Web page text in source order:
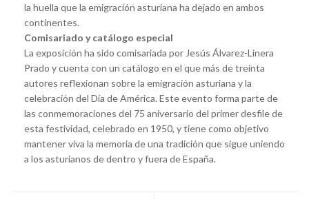
la huella que la emigración asturiana ha dejado en ambos
continentes.
Comisariado y catálogo especial
La exposición ha sido comisariada por Jesús Álvarez-Linera
Prado y cuenta con un catálogo en el que más de treinta
autores reflexionan sobre la emigración asturiana y la
celebración del Día de América. Este evento forma parte de
las conmemoraciones del 75 aniversario del primer desfile de
esta festividad, celebrado en 1950, y tiene como objetivo
mantener viva la memoria de una tradición que sigue uniendo
a los asturianos de dentro y fuera de España.